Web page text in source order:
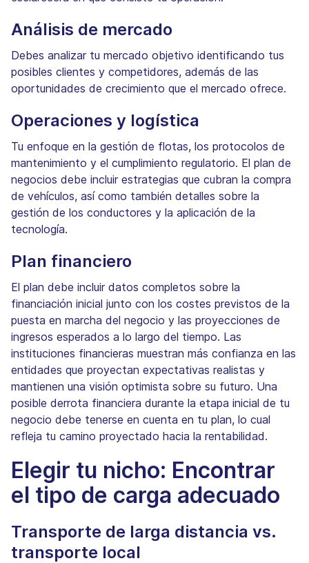
Análisis de mercado
Debes analizar tu mercado objetivo identificando tus
posibles clientes y competidores, además de las
oportunidades de crecimiento que el mercado ofrece.
Operaciones y logística
Tu enfoque en la gestión de flotas, los protocolos de
mantenimiento y el cumplimiento regulatorio. El plan de
negocios debe incluir estrategias que cubran la compra
de vehículos, así como también detalles sobre la
gestión de los conductores y la aplicación de la
tecnología.
Plan financiero
El plan debe incluir datos completos sobre la
financiación inicial junto con los costes previstos de la
puesta en marcha del negocio y las proyecciones de
ingresos esperados a lo largo del tiempo. Las
instituciones financieras muestran más confianza en las
entidades que proyectan expectativas realistas y
mantienen una visión optimista sobre su futuro. Una
posible derrota financiera durante la etapa inicial de tu
negocio debe tenerse en cuenta en tu plan, lo cual
refleja tu camino proyectado hacia la rentabilidad.
Elegir tu nicho: Encontrar
el tipo de carga adecuado
Transporte de larga distancia vs.
transporte local